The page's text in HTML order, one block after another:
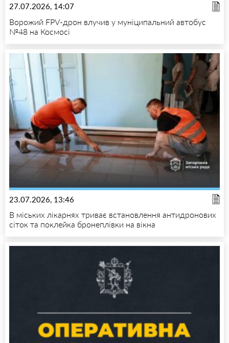
27.07.2026, 14:07
Ворожий FPV-дрон влучив у муніципальний автобус
№48 на Космосі
23.07.2026, 13:46
В міських лікарнях триває встановлення антидронових
сіток та поклейка бронеплівки на вікна